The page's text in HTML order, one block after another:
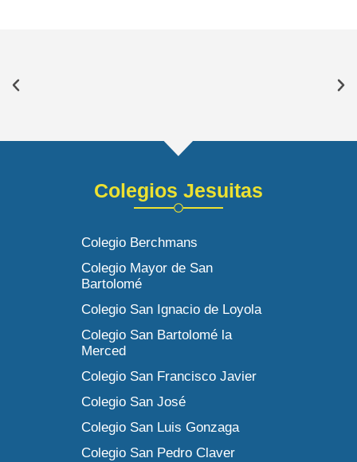
Colegios Jesuitas
Colegio Berchmans
Colegio Mayor de San
Bartolomé
Colegio San Ignacio de Loyola
Colegio San Bartolomé la
Merced
Colegio San Francisco Javier
Colegio San José
Colegio San Luis Gonzaga
Colegio San Pedro Claver